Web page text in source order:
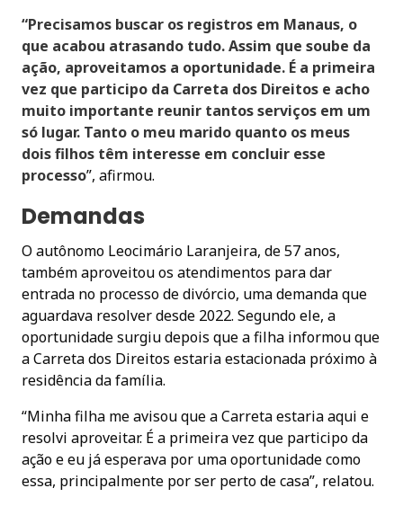
“Precisamos buscar os registros em Manaus, o
que acabou atrasando tudo. Assim que soube da
ação, aproveitamos a oportunidade. É a primeira
vez que participo da Carreta dos Direitos e acho
muito importante reunir tantos serviços em um
só lugar. Tanto o meu marido quanto os meus
dois filhos têm interesse em concluir esse
processo”, afirmou.
Demandas
O autônomo Leocimário Laranjeira, de 57 anos,
também aproveitou os atendimentos para dar
entrada no processo de divórcio, uma demanda que
aguardava resolver desde 2022. Segundo ele, a
oportunidade surgiu depois que a filha informou que
a Carreta dos Direitos estaria estacionada próximo à
residência da família.
“Minha filha me avisou que a Carreta estaria aqui e
resolvi aproveitar. É a primeira vez que participo da
ação e eu já esperava por uma oportunidade como
essa, principalmente por ser perto de casa”, relatou.